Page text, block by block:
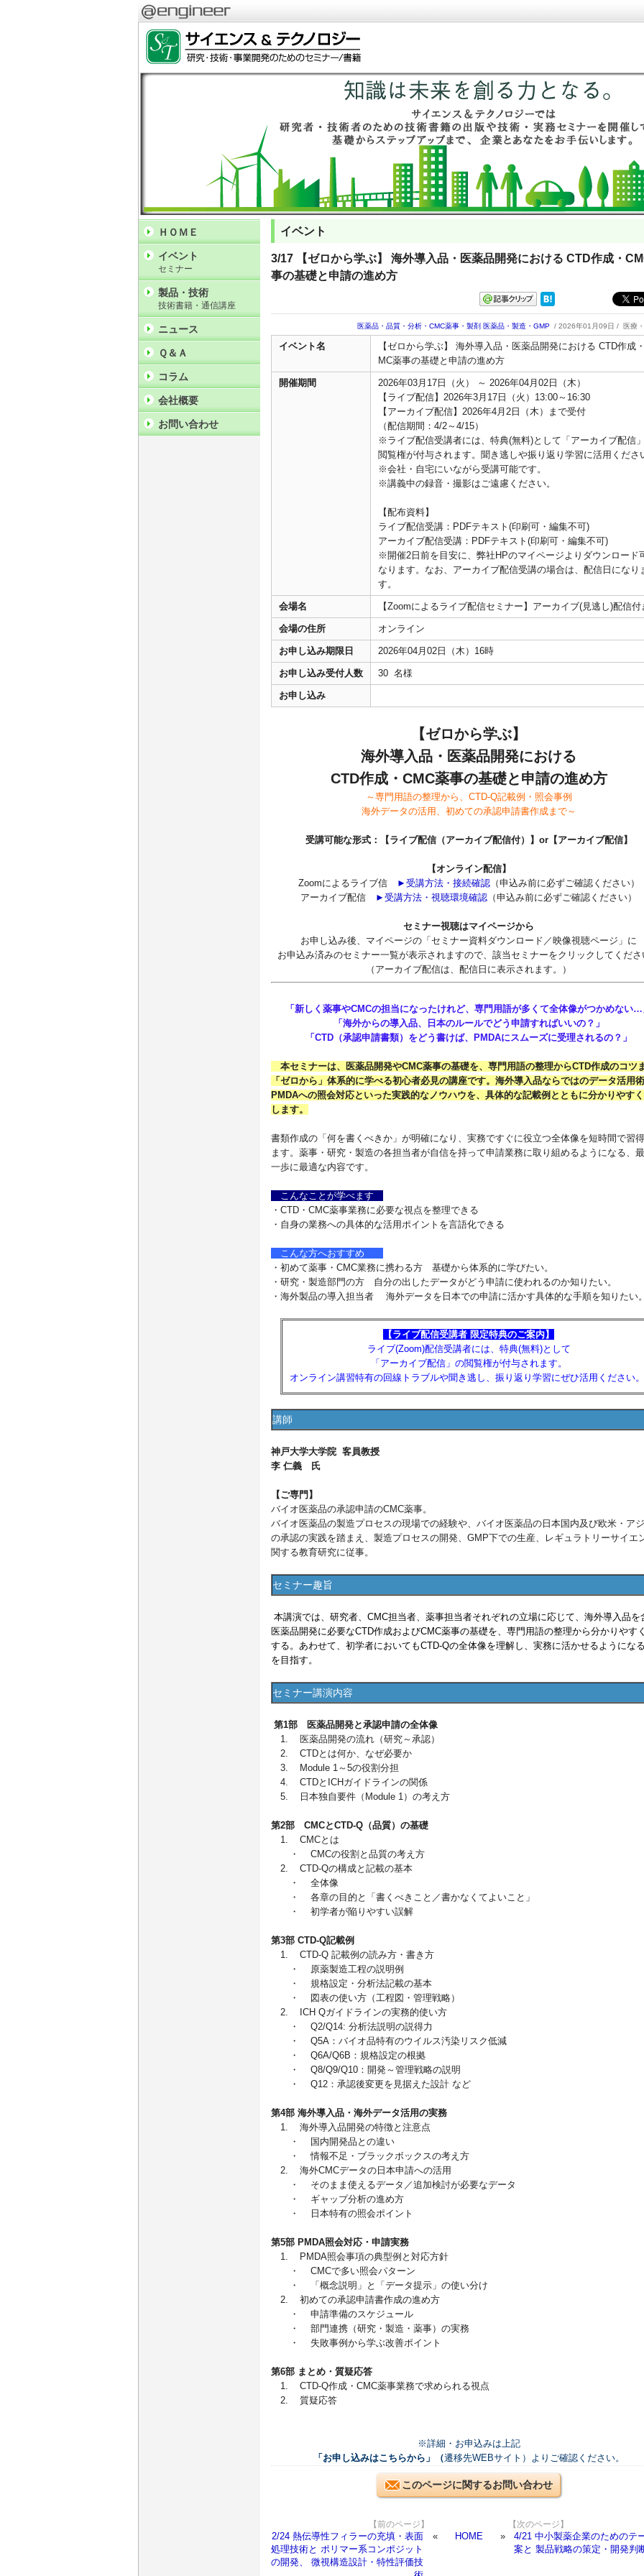
イベント
3/17 【ゼロから学ぶ】 海外導入品・医薬品開発における CTD作成・
事の基礎と申請の進め方
医薬品・品質・分析・CMC薬事・製剤 医薬品・製造・GMP / 2026年01月09日 / 医療
イベント名
【ゼロから学ぶ】 海外導入品・医薬品開発における CTD作成
MC薬事の基礎と申請の進め方
開催期間
2026年03月17日（火） ～ 2026年04月02日（木）
【ライブ配信】2026年3月17日（火）13:00～16:30
【アーカイブ配信】2026年4月2日（木）まで受付
（配信期間：4/2～4/15）
※ライブ配信受講者には、特典(無料)として「アーカイブ配信
閲覧権が付与されます。聞き逃しや振り返り学習に活用くださ
※会社・自宅にいながら受講可能です。
※講義中の録音・撮影はご遠慮ください。
【配布資料】
ライブ配信受講：PDFテキスト(印刷可・編集不可)
アーカイブ配信受講：PDFテキスト(印刷可・編集不可)
※開催2日前を目安に、弊社HPのマイページよりダウンロード
なります。なお、アーカイブ配信受講の場合は、配信日になり
す。
会場名 【Zoomによるライブ配信セミナー】アーカイブ(見逃し)配信付
会場の住所 オンライン
お申し込み期限日 2026年04月02日（木）16時
お申し込み受付人数 30 名様
お申し込み
【ゼロから学ぶ】
海外導入品・医薬品開発における
CTD作成・CMC薬事の基礎と申請の進め方
～専門用語の整理から、CTD-Q記載例・照会事例
海外データの活用、初めての承認申請書作成まで～
受講可能な形式：【ライブ配信（アーカイブ配信付）】or【アーカイブ配信】
【オンライン配信】
Zoomによるライブ信
►受講方法・接続確認（申込み前に必ずご確認ください）
アーカイブ配信
►受講方法・視聴環境確認 （申込み前に必ずご確認ください）
セミナー視聴はマイページから
お申し込み後、マイページの「セミナー資料ダウンロード／映像視聴ページ」に
お申込み済みのセミナー一覧が表示されますので、該当セミナーをクリックしてくださ
（アーカイブ配信は、配信日に表示されます。）
「新しく薬事やCMCの担当になったけれど、専門用語が多くて全体像がつかめない…
「海外からの導入品、日本のルールでどう申請すればいいの？」
「CTD（承認申請書類）をどう書けば、PMDAにスムーズに受理されるの？」
本セミナーは、医薬品開発やCMC薬事の基礎を、専門用語の整理からCTD作成のコツ
「ゼロから」体系的に学べる初心者必見の講座です。海外導入品ならではのデータ活用術
PMDAへの照会対応といった実践的なノウハウを、具体的な記載例とともに分かりやす
します。
書類作成の「何を書くべきか」が明確になり、実務ですぐに役立つ全体像を短時間で習
ます。薬事・研究・製造の各担当者が自信を持って申請業務に取り組めるようになる、
一歩に最適な内容です。
こんなことが学べます
・CTD・CMC薬事業務に必要な視点を整理できる
・自身の業務への具体的な活用ポイントを言語化できる
こんな方へおすすめ
・初めて薬事・CMC業務に携わる方 基礎から体系的に学びたい。
・研究・製造部門の方 自分の出したデータがどう申請に使われるのか知りたい。
・海外製品の導入担当者 海外データを日本での申請に活かす具体的な手順を知りたい。
【ライブ配信受講者 限定特典のご案内】
ライブ(Zoom)配信受講者には、特典(無料)として
「アーカイブ配信」の閲覧権が付与されます。
オンライン講習特有の回線トラブルや聞き逃し、振り返り学習にぜひ活用ください。
講師
神戸大学大学院 客員教授
李 仁義 氏
【ご専門】
バイオ医薬品の承認申請のCMC薬事。
バイオ医薬品の製造プロセスの現場での経験や、バイオ医薬品の日本国内及び欧米・ア
の承認の実践を踏まえ、製造プロセスの開発、GMP下での生産、レギュラトリーサイエ
関する教育研究に従事。
セミナー趣旨
本講演では、研究者、CMC担当者、薬事担当者それぞれの立場に応じて、海外導入品を
医薬品開発に必要なCTD作成およびCMC薬事の基礎を、専門用語の整理から分かりやす
する。 あわせて、初学者においてもCTD-Qの全体像を理解し、実務に活かせるようにな
を目指す。
セミナー講演内容
第1部 医薬品開発と承認申請の全体像
1. 医薬品開発の流れ（研究～承認）
2. CTDとは何か、なぜ必要か
3. Module 1～5の役割分担
4. CTDとICHガイドラインの関係
5. 日本独自要件（Module 1）の考え方
第2部 CMCとCTD-Q（品質）の基礎
1. CMCとは
・ CMCの役割と品質の考え方
2. CTD-Qの構成と記載の基本
・ 全体像
・ 各章の目的と「書くべきこと／書かなくてよいこと」
・ 初学者が陥りやすい誤解
第3部 CTD-Q記載例
1. CTD-Q 記載例の読み方・書き方
・ 原薬製造工程の説明例
・ 規格設定・分析法記載の基本
・ 図表の使い方（工程図・管理戦略）
2. ICH Qガイドラインの実務的使い方
・ Q2/Q14: 分析法説明の説得力
・ Q5A：バイオ品特有のウイルス汚染リスク低減
・ Q6A/Q6B：規格設定の根拠
・ Q8/Q9/Q10：開発～管理戦略の説明
・ Q12：承認後変更を見据えた設計 など
第4部 海外導入品・海外データ活用の実務
1. 海外導入品開発の特徴と注意点
・ 国内開発品との違い
・ 情報不足・ブラックボックスの考え方
2. 海外CMCデータの日本申請への活用
・ そのまま使えるデータ／追加検討が必要なデータ
・ ギャップ分析の進め方
・ 日本特有の照会ポイント
第5部 PMDA照会対応・申請実務
1. PMDA照会事項の典型例と対応方針
・ CMCで多い照会パターン
・ 「概念説明」と「データ提示」の使い分け
2. 初めての承認申請書作成の進め方
・ 申請準備のスケジュール
・ 部門連携（研究・製造・薬事）の実務
・ 失敗事例から学ぶ改善ポイント
第6部 まとめ・質疑応答
1. CTD-Q作成・CMC薬事業務で求められる視点
2. 質疑応答
※詳細・お申込みは上記
「お申し込みはこちらから」（遷移先WEBサイト）よりご確認ください。
このページに関するお問い合わせ
【前のページ】
2/24 熱伝導性フィラーの充填・表面
処理技術と ポリマー系コンポジット
の開発、 微視構造設計・特性評価技
HOME
【次のページ】
4/21 中小製薬企業のためのテ
案と 製品戦略の策定・開発判
ＨＯＭＥ
イベント
セミナー
製品・技術
技術書籍・通信講座
ニュース
Ｑ＆Ａ
コラム
会社概要
お問い合わせ